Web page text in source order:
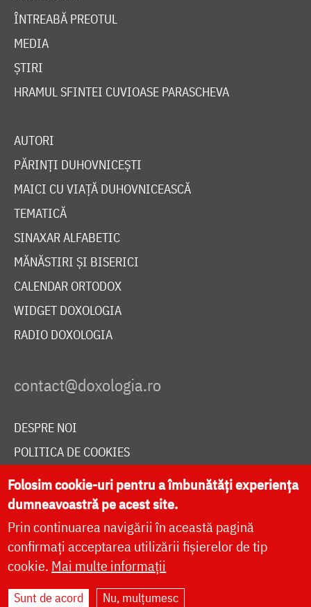
ÎNTREABĂ PREOTUL
MEDIA
ȘTIRI
HRAMUL SFINTEI CUVIOASE PARASCHEVA
AUTORI
PĂRINȚI DUHOVNICEȘTI
MAICI CU VIAȚĂ DUHOVNICEASCĂ
TEMATICĂ
SINAXAR ALFABETIC
MĂNĂSTIRI ȘI BISERICI
CALENDAR ORTODOX
WIDGET DOXOLOGIA
RADIO DOXOLOGIA
DESPRE NOI
POLITICA DE COOKIES
DONEAZĂ ONLINE PENTRU CATEDRALA NAȚIONALĂ
LIVE
Site dezvoltat deDOXOLOGIA MEDIA
Folosim cookie-uri pentru a îmbunătăți experiența
dumneavoastră pe acest site.
Prin continuarea navigării în această pagină
confirmați acceptarea utilizării fișierelor de tip
cookie. Mai multe informații
Sunt de acord Nu, mulțumesc